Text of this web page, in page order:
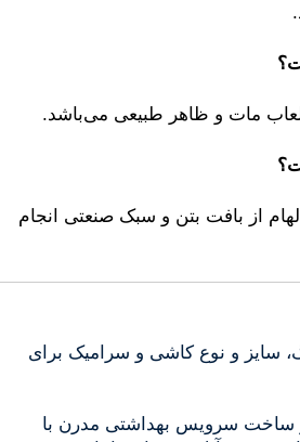
مات و ظاهر طبیعی می‌باشد.
از بافت بتن و سبک صنعتی انجام
سایز و نوع کاشی و سرامیک برای
ساخت سرویس بهداشتی مدرن با